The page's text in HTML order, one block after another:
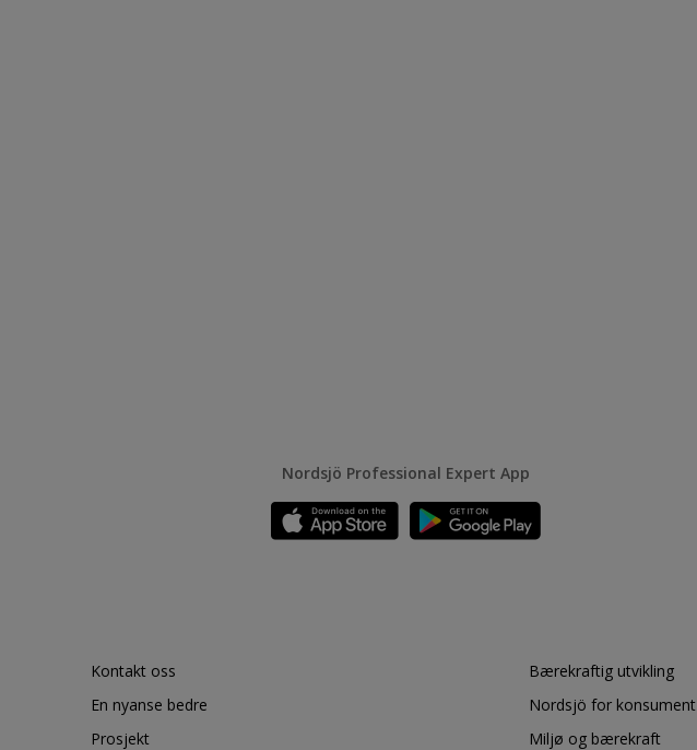
Nordsjö Professional Expert App
Kontakt oss
En nyanse bedre
Prosjekt
Bærekraftig utvikling
Nordsjö for konsument
Miljø og bærekraft